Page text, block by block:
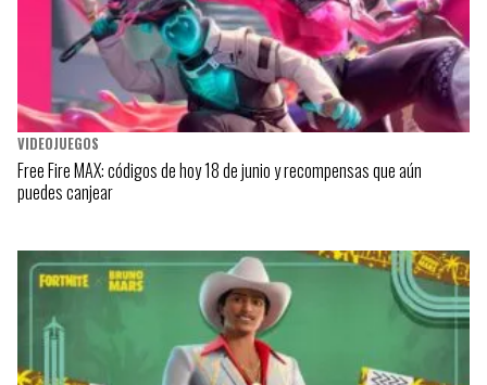
VIDEOJUEGOS
Free Fire MAX: códigos de hoy 18 de junio y recompensas que aún
puedes canjear